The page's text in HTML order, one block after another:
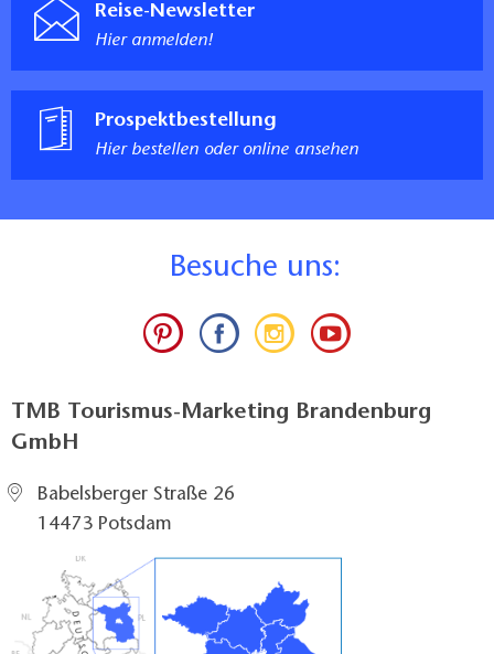
Reise-Newsletter
Hier anmelden!
Prospektbestellung
Hier bestellen oder online ansehen
Besuche uns:
TMB Tourismus-Marketing Brandenburg
GmbH
Babelsberger Straße 26
14473 Potsdam